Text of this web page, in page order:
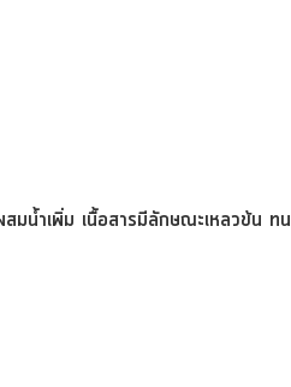
มน้ำเพิ่ม เนื้อสารมีลักษณะเหลวข้น ทน